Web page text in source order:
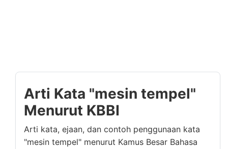
Arti Kata "mesin tempel"
Menurut KBBI
Arti kata, ejaan, dan contoh penggunaan kata
"mesin tempel" menurut Kamus Besar Bahasa